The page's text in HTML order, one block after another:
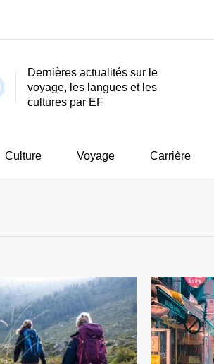
Programmes
Nos offres
Dernières actualités sur le
voyage, les langues et les
cultures par EF
Culture Voyage Carrière